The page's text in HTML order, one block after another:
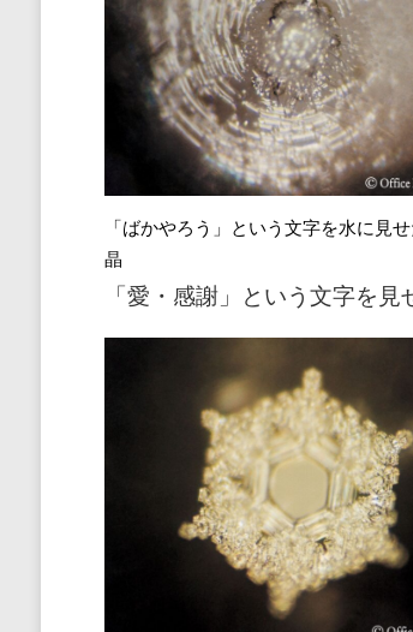
「ばかやろう」という文字を水に見
晶
「愛・感謝」という文字を